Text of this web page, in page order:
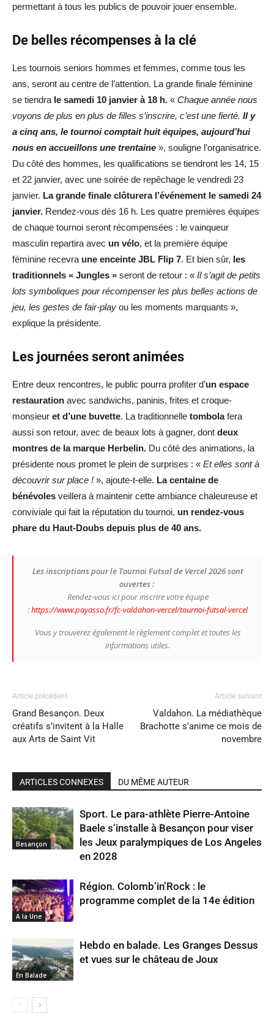
permettant à tous les publics de pouvoir jouer ensemble.
De belles récompenses à la clé
Les tournois seniors hommes et femmes, comme tous les
ans, seront au centre de l’attention. La grande finale féminine
se tiendra le samedi 10 janvier à 18 h. « Chaque année nous
voyons de plus en plus de filles s’inscrire, c’est une fierté. Il y
a cinq ans, le tournoi comptait huit équipes, aujourd’hui
nous en accueillons une trentaine », souligne l’organisatrice.
Du côté des hommes, les qualifications se tiendront les 14, 15
et 22 janvier, avec une soirée de repêchage le vendredi 23
janvier. La grande finale clôturera l’événement le samedi 24
janvier. Rendez-vous dès 16 h. Les quatre premières équipes
de chaque tournoi seront récompensées : le vainqueur
masculin repartira avec un vélo, et la première équipe
féminine recevra une enceinte JBL Flip 7. Et bien sûr, les
traditionnels « Jungles » seront de retour : « Il s’agit de petits
lots symboliques pour récompenser les plus belles actions de
jeu, les gestes de fair-play ou les moments marquants »,
explique la présidente.
Les journées seront animées
Entre deux rencontres, le public pourra profiter d’un espace
restauration avec sandwichs, paninis, frites et croque-
monsieur et d’une buvette. La traditionnelle tombolafera
aussi son retour, avec de beaux lots à gagner, dont deux
montres de la marque Herbelin. Du côté des animations, la
présidente nous promet le plein de surprises : « Et elles sont à
découvrir sur place ! », ajoute-t-elle. La centaine de
bénévoles veillera à maintenir cette ambiance chaleureuse et
conviviale qui fait la réputation du tournoi, un rendez-vous
phare du Haut-Doubs depuis plus de 40 ans.
Les inscriptions pour le Tournoi Futsal de Vercel 2026 sont
ouvertes :
Rendez-vous ici pour inscrire votre équipe
:https://www.payasso.fr/fc-valdahon-vercel/tournoi-futsal-vercel
Vous y trouverez également le règlement complet et toutes les
informations utiles.
Article précédent
Grand Besançon. Deux
créatifs s’invitent à la Halle
aux Arts de Saint Vit
Article suivant
Valdahon. La médiathèque
Brachotte s’anime ce mois de
novembre
ARTICLES CONNEXES DU MÊME AUTEUR
Besançon
Sport. Le para-athlète Pierre-Antoine
Baele s’installe à Besançon pour viser
les Jeux paralympiques de Los Angeles
en 2028
A la Une
Région. Colomb’in’Rock : le
programme complet de la 14e édition
En Balade
Hebdo en balade. Les Granges Dessus
et vues sur le château de Joux